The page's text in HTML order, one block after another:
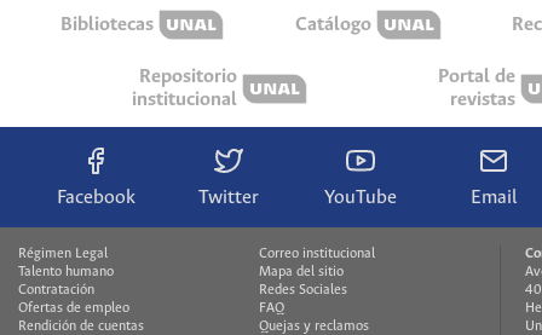
Bibliotecas Catálogo
Repositorio
institucional
Portal de
revistas
Facebook Twitter YouTube Email
Régimen Legal
Talento humano
Contratación
Ofertas de empleo
Rendición de cuentas
Correo institucional
Mapa del sitio
Redes Sociales
FAQ
Quejas y reclamos